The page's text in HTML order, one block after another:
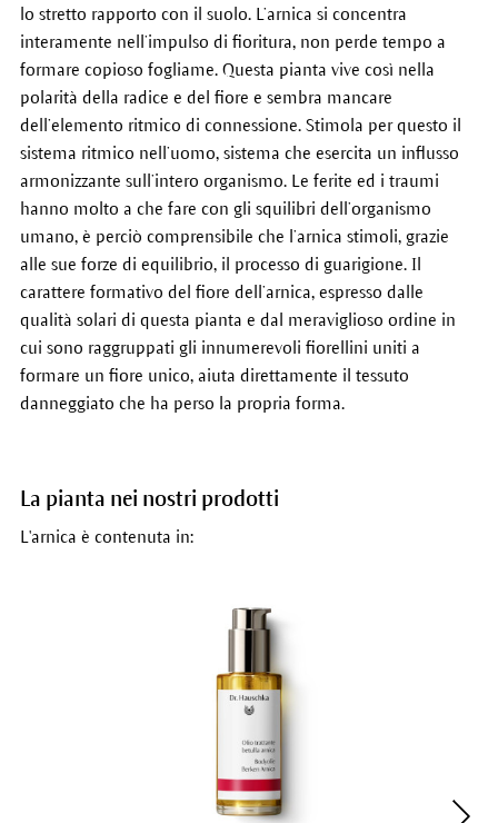
lo stretto rapporto con il suolo. L’arnica si concentra
interamente nell’impulso di fioritura, non perde tempo a
formare copioso fogliame. Questa pianta vive così nella
polarità della radice e del fiore e sembra mancare
dell’elemento ritmico di connessione. Stimola per questo il
sistema ritmico nell’uomo, sistema che esercita un influsso
armonizzante sull’intero organismo. Le ferite ed i traumi
hanno molto a che fare con gli squilibri dell’organismo
umano, è perciò comprensibile che l’arnica stimoli, grazie
alle sue forze di equilibrio, il processo di guarigione. Il
carattere formativo del fiore dell’arnica, espresso dalle
qualità solari di questa pianta e dal meraviglioso ordine in
cui sono raggruppati gli innumerevoli fiorellini uniti a
formare un fiore unico, aiuta direttamente il tessuto
danneggiato che ha perso la propria forma.
La pianta nei nostri prodotti
L'arnica è contenuta in: